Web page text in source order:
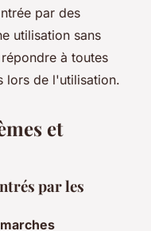
par des
utilisation sans
à toutes
lors de l'utilisation.
et
par les